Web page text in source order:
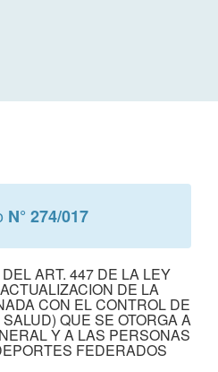
N° 274/017
ART. 447 DE LA LEY
DE LA
CON EL CONTROL DE
QUE SE OTORGA A
Y A LAS PERSONAS
FEDERADOS